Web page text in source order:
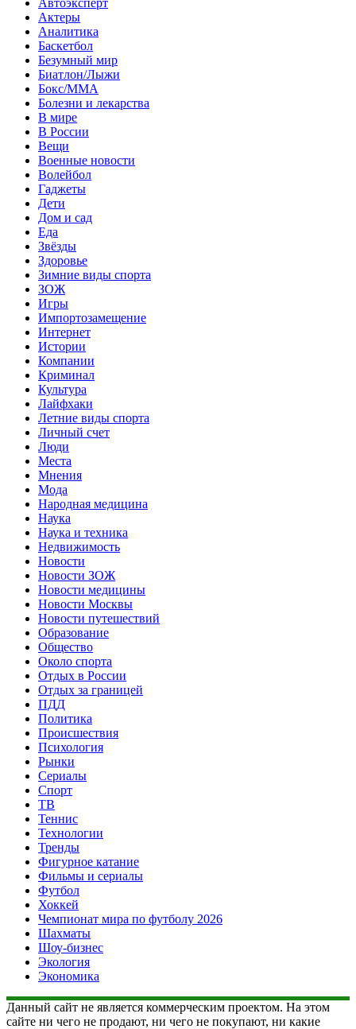
Актеры
Аналитика
Баскетбол
Безумный мир
Биатлон/Лыжи
Бокс/MMA
Болезни и лекарства
В мире
В России
Вещи
Военные новости
Волейбол
Гаджеты
Дети
Дом и сад
Еда
Звёзды
Здоровье
Зимние виды спорта
ЗОЖ
Игры
Импортозамещение
Интернет
Истории
Компании
Криминал
Культура
Лайфхаки
Летние виды спорта
Личный счет
Люди
Места
Мнения
Мода
Народная медицина
Наука
Наука и техника
Недвижимость
Новости
Новости ЗОЖ
Новости медицины
Новости Москвы
Новости путешествий
Образование
Общество
Около спорта
Отдых в России
Отдых за границей
ПДД
Политика
Происшествия
Психология
Рынки
Сериалы
Спорт
ТВ
Теннис
Технологии
Тренды
Фигурное катание
Фильмы и сериалы
Футбол
Хоккей
Чемпионат мира по футболу 2026
Шахматы
Шоу-бизнес
Экология
Экономика
Данный сайт не является коммерческим проектом. На этом
сайте ни чего не продают, ни чего не покупают, ни какие